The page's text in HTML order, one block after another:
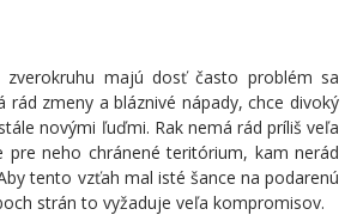
zverokruhu majú dosť často problém sa
rád zmeny a bláznivé nápady, chce divoký
novými ľuďmi. Rak nemá rád príliš veľa
neho chránené teritórium, kam nerád
tento vzťah mal isté šance na podarenú
strán to vyžaduje veľa kompromisov.